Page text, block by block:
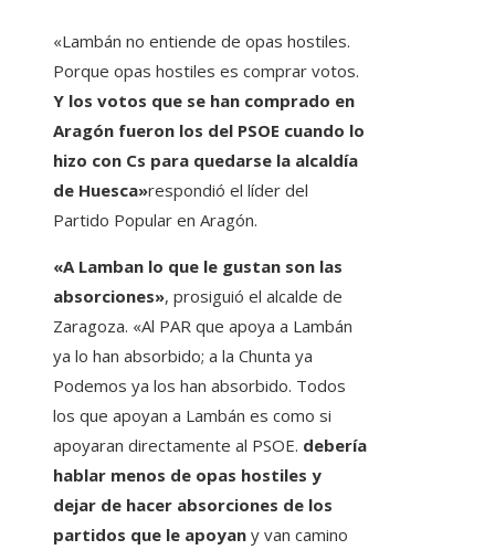
«Lambán no entiende de opas hostiles.
Porque opas hostiles es comprar votos.
Y los votos que se han comprado en
Aragón fueron los del PSOE cuando lo
hizo con Cs para quedarse la alcaldía
de Huesca»respondió el líder del
Partido Popular en Aragón.
«A Lamban lo que le gustan son las
absorciones», prosiguió el alcalde de
Zaragoza. «Al PAR que apoya a Lambán
ya lo han absorbido; a la Chunta ya
Podemos ya los han absorbido. Todos
los que apoyan a Lambán es como si
apoyaran directamente al PSOE. debería
hablar menos de opas hostiles y
dejar de hacer absorciones de los
partidos que le apoyan y van camino